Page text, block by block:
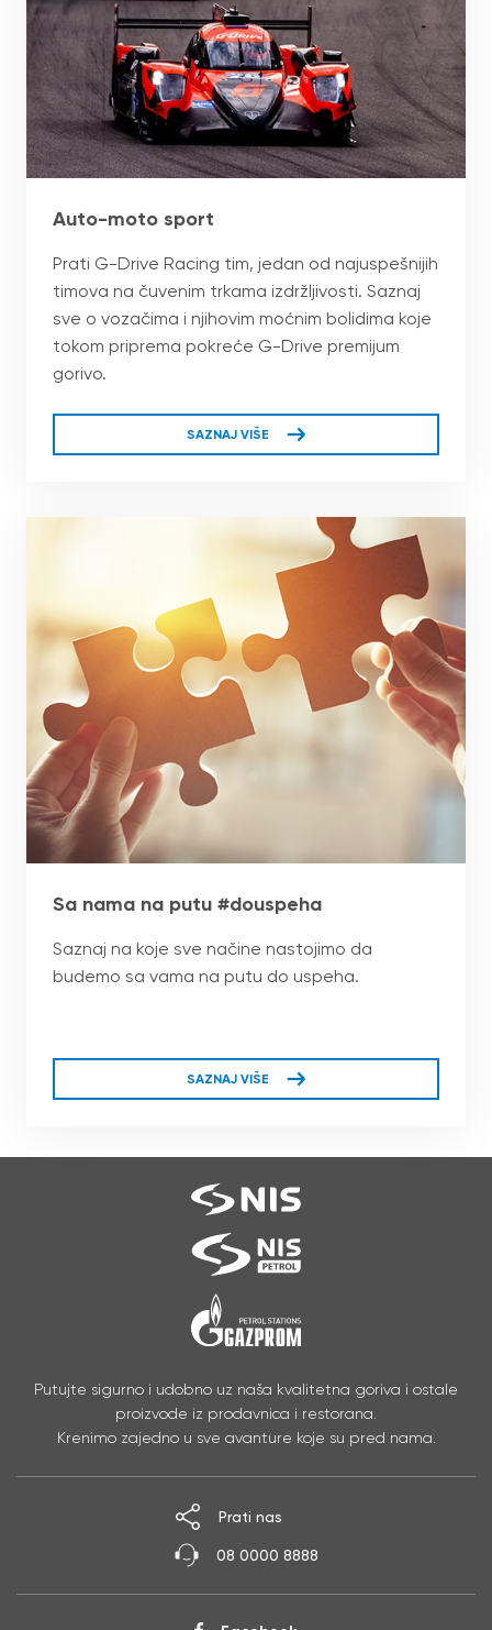
Auto-moto sport
Prati G-Drive Racing tim, jedan od najuspešnijih
timova na čuvenim trkama izdržljivosti. Saznaj
sve o vozačima i njihovim moćnim bolidima koje
tokom priprema pokreće G-Drive premijum
gorivo.
SAZNAJ VIŠE
Sa nama na putu #douspeha
Saznaj na koje sve načine nastojimo da
budemo sa vama na putu do uspeha.
SAZNAJ VIŠE
Putujte sigurno i udobno uz naša kvalitetna goriva i ostale
proizvode iz prodavnica i restorana.
Krenimo zajedno u sve avanture koje su pred nama.
Prati nas
08 0000 8888